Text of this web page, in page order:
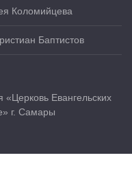
Коломийцева
Баптистов
Евангельских
г. Самары